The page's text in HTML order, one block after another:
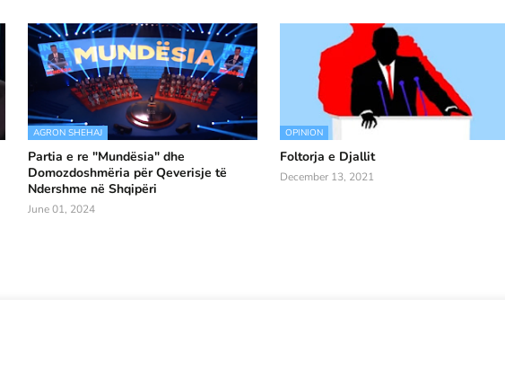
AGRON SHEHAJ
Partia e re "Mundësia" dhe
Domozdoshmëria për Qeverisje të
Ndershme në Shqipëri
June 01, 2024
OPINION
Foltorja e Djallit
December 13, 2021